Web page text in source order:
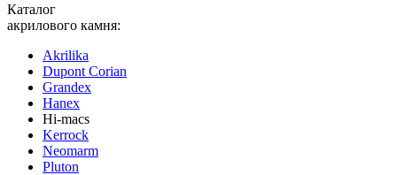
Каталог
акрилового камня:
Akrilika
Dupont Corian
Grandex
Hanex
Hi-macs
Kerrock
Neomarm
Pluton